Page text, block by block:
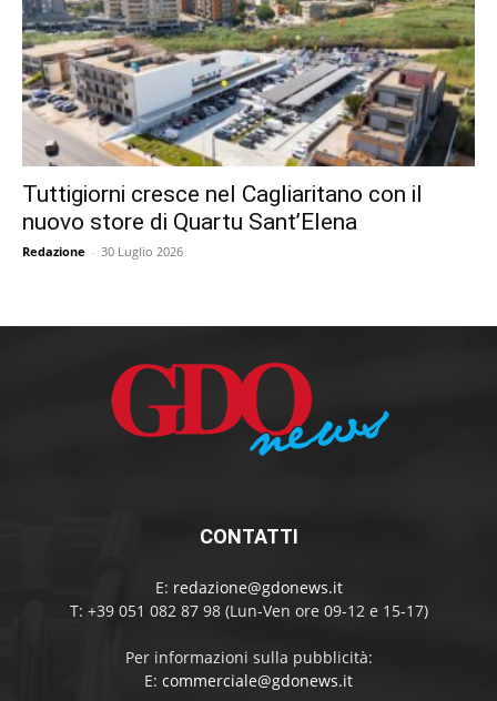
Tuttigiorni cresce nel Cagliaritano con il
nuovo store di Quartu Sant’Elena
Redazione - 30 Luglio 2026
CONTATTI
E: redazione@gdonews.it
T: +39 051 082 87 98 (Lun-Ven ore 09-12 e 15-17)
Per informazioni sulla pubblicità:
E: commerciale@gdonews.it